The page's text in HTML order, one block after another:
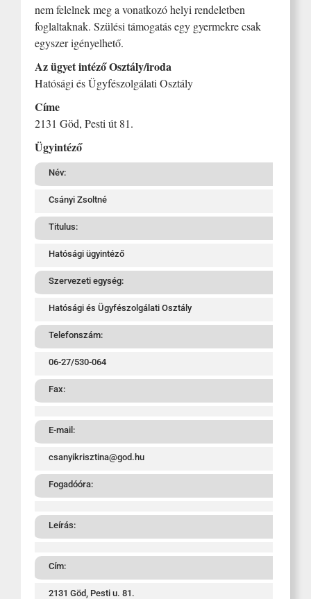
nem felelnek meg a vonatkozó helyi rendeletben
foglaltaknak. Szülési támogatás egy gyermekre csak
egyszer igényelhető.
Az ügyet intéző Osztály/iroda
Hatósági és Ügyfészolgálati Osztály
Címe
2131 Göd, Pesti út 81.
Ügyintéző
Név:
Csányi Zsoltné
Titulus:
Hatósági ügyintéző
Szervezeti egység:
Hatósági és Ügyfészolgálati Osztály
Telefonszám:
06-27/530-064
Fax:
E-mail:
csanyikrisztina@god.hu
Fogadóóra:
Leírás:
Cím:
2131 Göd, Pesti u. 81.